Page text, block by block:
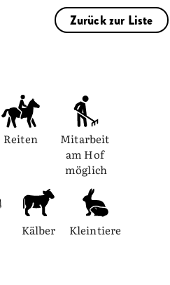
Zurück zur Liste
Reiten
Mitarbeit
am Hof
möglich
Kälber Kleintiere